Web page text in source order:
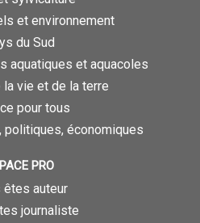
et environnement
du Sud
aquatiques et aquacoles
vie et de la terre
pour tous
économiques
PRO
êtes auteur
journaliste